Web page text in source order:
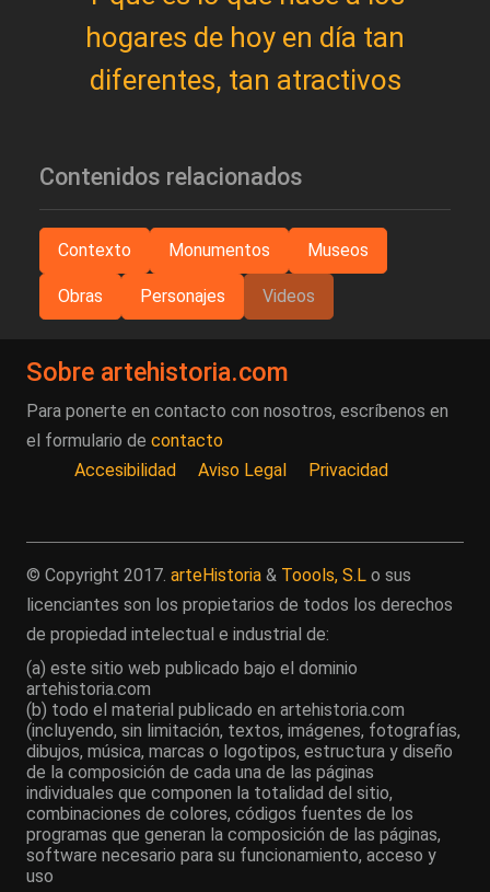
hogares de hoy en día tan
diferentes, tan atractivos
Contenidos relacionados
Contexto Monumentos Museos
Obras Personajes Videos
Sobre artehistoria.com
Para ponerte en contacto con nosotros, escríbenos en
el formulario de contacto
Accesibilidad
Aviso Legal Privacidad
© Copyright 2017. arteHistoria & Toools, S.L o sus
licenciantes son los propietarios de todos los derechos
de propiedad intelectual e industrial de:
(a) este sitio web publicado bajo el dominio
artehistoria.com
(b) todo el material publicado en artehistoria.com
(incluyendo, sin limitación, textos, imágenes, fotografías,
dibujos, música, marcas o logotipos, estructura y diseño
de la composición de cada una de las páginas
individuales que componen la totalidad del sitio,
combinaciones de colores, códigos fuentes de los
programas que generan la composición de las páginas,
software necesario para su funcionamiento, acceso y
uso